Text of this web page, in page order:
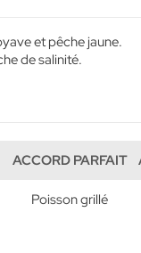
et pêche jaune.
de salinité.
ACCORD PARFAIT
Poisson grillé